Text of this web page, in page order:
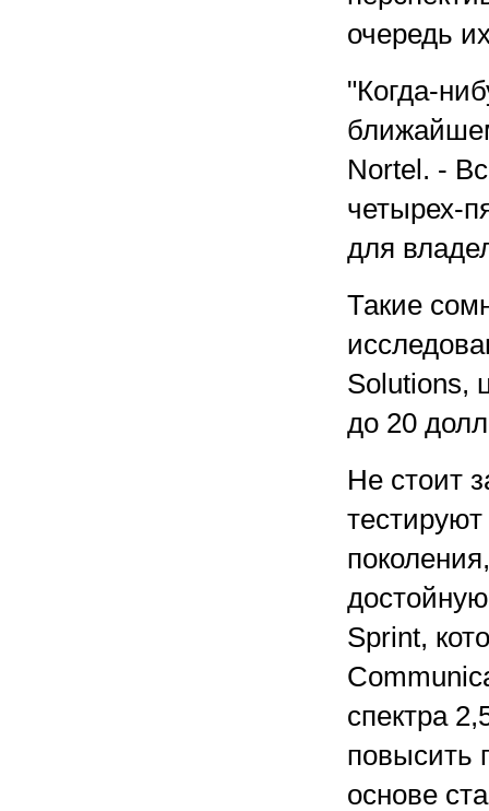
очередь
"Когда-
Nortel. -
четырех-
для
Такие
Solutions,
до 20
Не стоит
Sprint,
спектра
повысить
основе